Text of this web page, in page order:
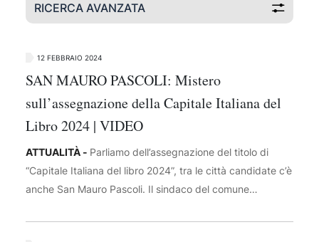
RICERCA AVANZATA
12 FEBBRAIO 2024
SAN MAURO PASCOLI: Mistero
sull’assegnazione della Capitale Italiana del
Libro 2024 | VIDEO
ATTUALITÀ - Parliamo dell’assegnazione del titolo di
“Capitale Italiana del libro 2024”, tra le città candidate c’è
anche San Mauro Pascoli. Il sindaco del comune
vittoria, scatenando le polemiche. C’è un mistero intorno